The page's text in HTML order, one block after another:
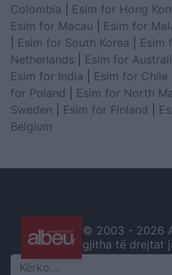
Colombia
Esim for Hong
Esim for Macau
Esim for
Esim for South Korea Esim
Netherlands
Esim for
Esim for India
Esim for Chile
for Poland
Esim for North
Sweden
Esim for Finland
Belgium
© 2003 - 2026
gjitha të drejtat